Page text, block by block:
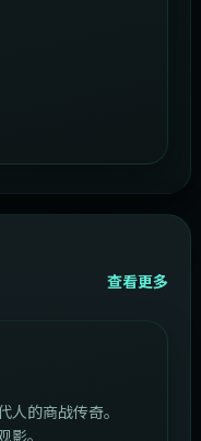
查看更多
1:20:26
的商战传奇。
影。